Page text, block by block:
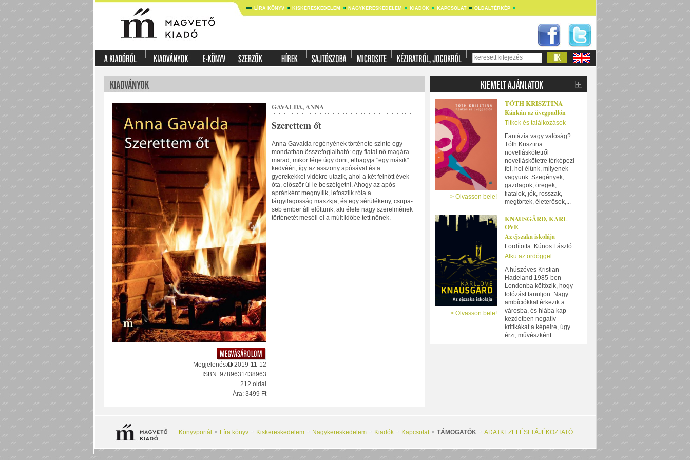
LÍRA KÖNYV KISKERESKEDELEM NAGYKERESKEDELEM KIADÓK KAPCSOLAT OLDALTÉRKÉP
Megjelenés:
2019-11-12
ISBN: 9789631438963
212 oldal
Ára: 3499 Ft
GAVALDA, ANNA
Szerettem őt
Anna Gavalda regényének története szinte egy
mondatban összefoglalható: egy fiatal nő magára
marad, mikor férje úgy dönt, elhagyja "egy másik"
kedvéért, így az asszony apósával és a
gyerekekkel vidékre utazik, ahol a két felnőtt évek
óta, először ül le beszélgetni. Ahogy az após
apránként megnyílik, lefoszlik róla a
tárgyilagosság maszkja, és egy sérülékeny, csupa-
seb ember áll előttünk, aki élete nagy szerelmének
történetét meséli el a múlt időbe tett nőnek.
> Olvasson bele!
TÓTH KRISZTINA
Kánkán az üvegpadlón
Titkok és találkozások
Fantázia vagy valóság?
Tóth Krisztina
novelláskötetről
novelláskötetre térképezi
fel, hol élünk, milyenek
vagyunk. Szegények,
gazdagok, öregek,
fiatalok, jók, rosszak,
megtörtek, életerősek,...
> Olvasson bele!
KNAUSGÅRD, KARL
OVE
Az éjszaka iskolája
Fordította: Kúnos László
Alku az ördöggel
A húszéves Kristian
Hadeland 1985-ben
Londonba költözik, hogy
fotózást tanuljon. Nagy
ambíciókkal érkezik a
városba, és hiába kap
kezdetben negatív
kritikákat a képeire, úgy
érzi, művészként...
Könyvportál Líra könyv Kiskereskedelem Nagykereskedelem Kiadók Kapcsolat TÁMOGATÓK ADATKEZELÉSI TÁJÉKOZTATÓ